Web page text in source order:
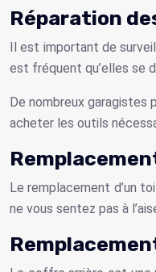
Réparation
Il est important de
est fréquent qu’elles se
De nombreux garagistes
acheter les outils
Le remplacement d’un
ne vous sentez pas à